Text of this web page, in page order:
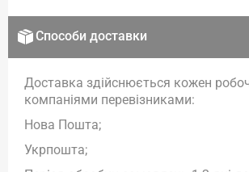
Способи доставки
Доставка здійснюється кожен
компаніями перевізниками:
Нова Пошта;
Укрпошта;